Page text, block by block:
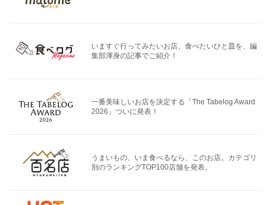
いますぐ行ってみたいお店、食べたいひと皿を、編
集部渾身の記事でご紹介！
一番美味しいお店を決定する「The Tabelog Award
2026」ついに発表！
うまいもの、いま食べるなら、このお店。カテゴリ
別のランキングTOP100店舗を発表。